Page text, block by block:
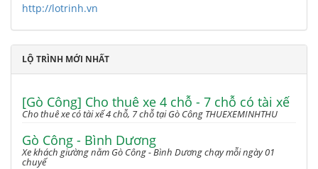
http://lotrinh.vn
LỘ TRÌNH MỚI NHẤT
[Gò Công] Cho thuê xe 4 chỗ - 7 chỗ có tài xế
Cho thuê xe có tài xế 4 chỗ, 7 chỗ tại Gò Công THUEXEMINHTHU
Gò Công - Bình Dương
Xe khách giường nằm Gò Công - Bình Dương chạy mỗi ngày 01
chuyế